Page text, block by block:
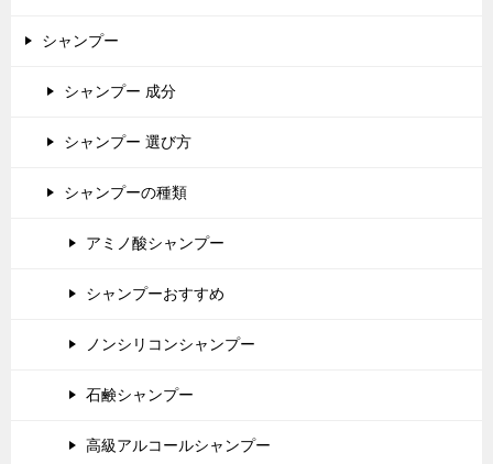
シャンプー
シャンプー 成分
シャンプー 選び方
シャンプーの種類
アミノ酸シャンプー
シャンプーおすすめ
ノンシリコンシャンプー
石鹸シャンプー
高級アルコールシャンプー